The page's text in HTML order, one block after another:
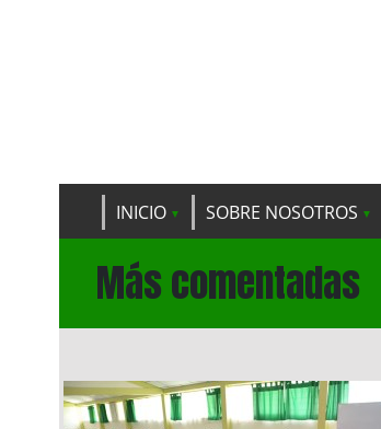
INICIO SOBRE NOSOTROS
Más comentadas